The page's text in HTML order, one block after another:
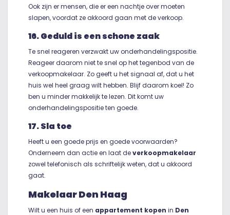
Ook zijn er mensen, die er een nachtje over moeten
slapen, voordat ze akkoord gaan met de verkoop.
16. Geduld is een schone zaak
Te snel reageren verzwakt uw onderhandelingspositie.
Reageer daarom niet te snel op het tegenbod van de
verkoopmakelaar. Zo geeft u het signaal af, dat u het
huis wel heel graag wilt hebben. Blijf daarom koel! Zo
ben u minder makkelijk te lezen. Dit komt uw
onderhandelingspositie ten goede.
17. Sla toe
Heeft u een goede prijs en goede voorwaarden?
Onderneem dan actie en laat deverkoopmakelaar
zowel telefonisch als schriftelijk weten, dat u akkoord
gaat.
Makelaar Den Haag
Wilt u een huis of een appartement kopen in Den